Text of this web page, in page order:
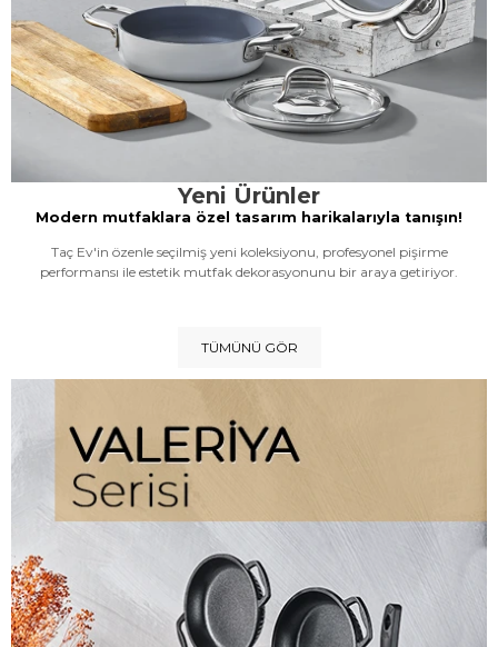
Yeni Ürünler
Modern mutfaklara özel tasarım harikalarıyla tanışın!
Taç Ev'in özenle seçilmiş yeni koleksiyonu, profesyonel pişirme
performansı ile estetik mutfak dekorasyonunu bir araya getiriyor.
TÜMÜNÜ GÖR